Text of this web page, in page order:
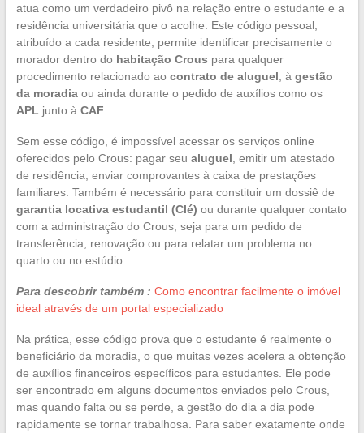
atua como um verdadeiro pivô na relação entre o estudante e a
residência universitária que o acolhe. Este código pessoal,
atribuído a cada residente, permite identificar precisamente o
morador dentro do habitação Crous para qualquer
procedimento relacionado ao contrato de aluguel , à gestão
da moradiaou ainda durante o pedido de auxílios como os
APL junto à CAF
Sem esse código, é impossível acessar os serviços online
oferecidos pelo Crous: pagar seu aluguel , emitir um atestado
de residência, enviar comprovantes à caixa de prestações
familiares. Também é necessário para constituir um dossiê de
garantia locativa estudantil (Clé) ou durante qualquer contato
com a administração do Crous, seja para um pedido de
transferência, renovação ou para relatar um problema no
quarto ou no estúdio.
Para descobrir também : Como encontrar facilmente o imóvel
ideal através de um portal especializado
Na prática, esse código prova que o estudante é realmente o
beneficiário da moradia, o que muitas vezes acelera a obtenção
de auxílios financeiros específicos para estudantes. Ele pode
ser encontrado em alguns documentos enviados pelo Crous,
mas quando falta ou se perde, a gestão do dia a dia pode
rapidamente se tornar trabalhosa. Para saber exatamente onde